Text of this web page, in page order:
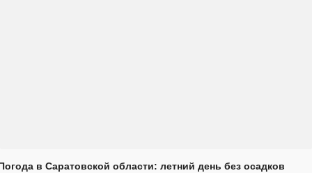
в Саратовской области: летний день без осадков